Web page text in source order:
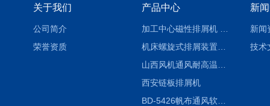
关于我们
公司简介
荣誉资质
产品中心
西安链板排屑机
BD-5426帆布通风软连接水泥布袋陕西生产厂家
新
新闻
技术